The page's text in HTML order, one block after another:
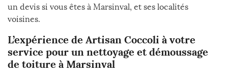
un devis si vous êtes à Marsinval, et ses localités
voisines.
L’expérience de Artisan Coccoli à votre
service pour un nettoyage et démoussage
de toiture à Marsinval